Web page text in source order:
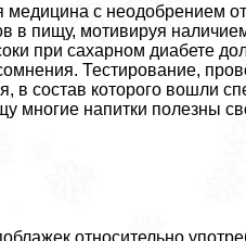
с неодобрением
в пищу, мотивируя
при сахарном диабете
Тестирование,
состав которого вошли
многие напитки полезны